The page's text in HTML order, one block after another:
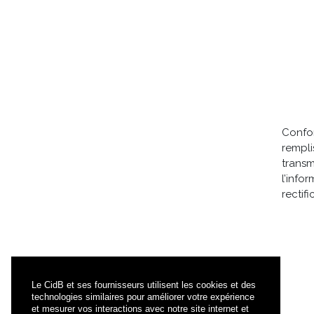
Le CidB et ses fournisseurs utilisent les cookies et des
technologies similaires pour améliorer votre expérience
et mesurer vos interactions avec notre site internet et